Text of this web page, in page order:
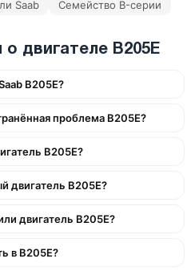
Saab Семейство B-серии
двигателе B205E
B205E?
проблема B205E?
B205E?
двигатель B205E?
двигатель B205E?
в B205E?